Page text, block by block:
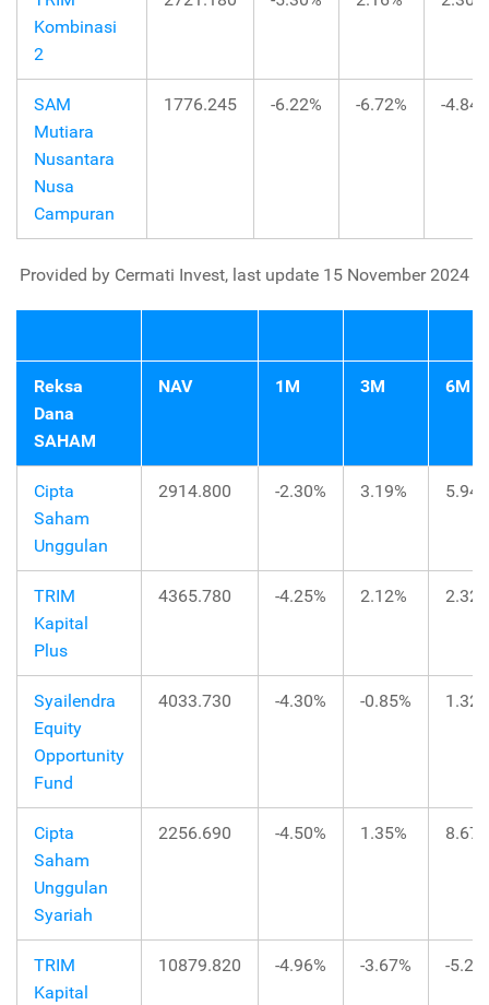
Kombinasi
2
SAM
Mutiara
Nusantara
Nusa
Campuran
1776.245 -6.22% -6.72% -
Provided by Cermati Invest, last update 15 November 2024
Reksa
Dana
SAHAM
NAV 1M 3M 6M
Cipta
Saham
Unggulan
2914.800 -2.30% 3.19%
TRIM
Kapital
Plus
4365.780 -4.25% 2.12%
Syailendra
Equity
Opportunity
Fund
4033.730 -4.30% -0.85%
Cipta
Saham
Unggulan
Syariah
2256.690 -4.50% 1.35%
TRIM
Kapital
10879.820 -4.96% -3.67% -